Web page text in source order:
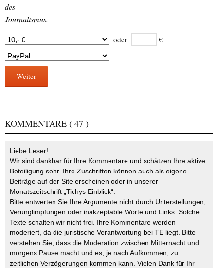
des
Journalismus.
oder €
Weiter
KOMMENTARE ( 47 )
Liebe Leser!
Wir sind dankbar für Ihre Kommentare und schätzen Ihre aktive
Beteiligung sehr. Ihre Zuschriften können auch als eigene
Beiträge auf der Site erscheinen oder in unserer
Monatszeitschrift „Tichys Einblick“.
Bitte entwerten Sie Ihre Argumente nicht durch Unterstellungen,
Verunglimpfungen oder inakzeptable Worte und Links. Solche
Texte schalten wir nicht frei. Ihre Kommentare werden
moderiert, da die juristische Verantwortung bei TE liegt. Bitte
verstehen Sie, dass die Moderation zwischen Mitternacht und
morgens Pause macht und es, je nach Aufkommen, zu
zeitlichen Verzögerungen kommen kann. Vielen Dank für Ihr